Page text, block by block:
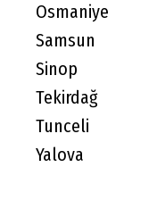
Osmaniye
Samsun
Sinop
Tekirdağ
Tunceli
Yalova